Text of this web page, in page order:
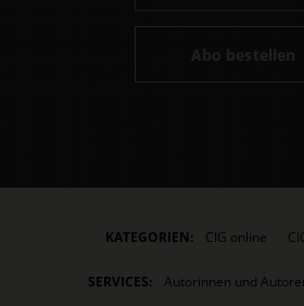
Abo bestellen
KATEGORIEN: CIG online
SERVICES: Autorinnen und